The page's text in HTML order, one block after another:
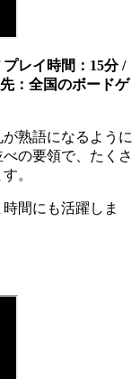
レイ時間：15分 /
：全国のボードゲ
熟語になるように
の要領で、たくさ
。
間にも活躍しま